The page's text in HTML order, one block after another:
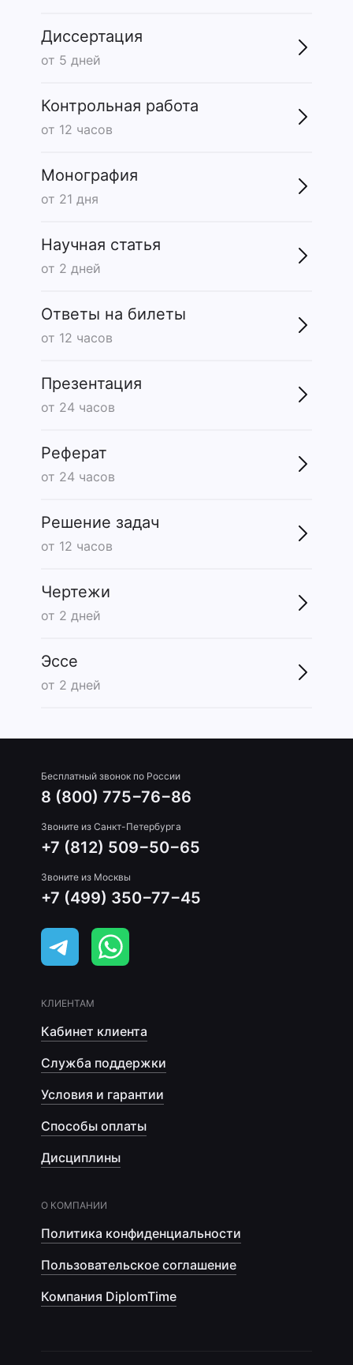
Диссертация
от 5 дней
Контрольная работа
от 12 часов
Монография
от 21 дня
Научная статья
от 2 дней
Ответы на билеты
от 12 часов
Презентация
от 24 часов
Реферат
от 24 часов
Решение задач
от 12 часов
Чертежи
от 2 дней
Эссе
от 2 дней
Бесплатный звонок по России
8 (800) 775−76−86
Звоните из Санкт-Петербурга
+7 (812) 509−50−65
Звоните из Москвы
+7 (499) 350−77−45
КЛИЕНТАМ
Кабинет клиента
Служба поддержки
Условия и гарантии
Способы оплаты
Дисциплины
О КОМПАНИИ
Политика конфиденциальности
Пользовательское соглашение
Компания DiplomTime